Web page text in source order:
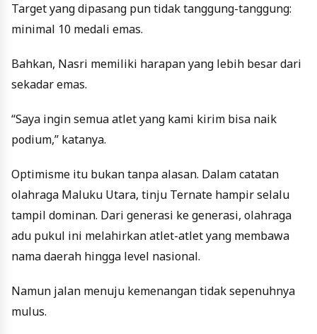
Target yang dipasang pun tidak tanggung-tanggung:
minimal 10 medali emas.
Bahkan, Nasri memiliki harapan yang lebih besar dari
sekadar emas.
“Saya ingin semua atlet yang kami kirim bisa naik
podium,” katanya.
Optimisme itu bukan tanpa alasan. Dalam catatan
olahraga Maluku Utara, tinju Ternate hampir selalu
tampil dominan. Dari generasi ke generasi, olahraga
adu pukul ini melahirkan atlet-atlet yang membawa
nama daerah hingga level nasional.
Namun jalan menuju kemenangan tidak sepenuhnya
mulus.